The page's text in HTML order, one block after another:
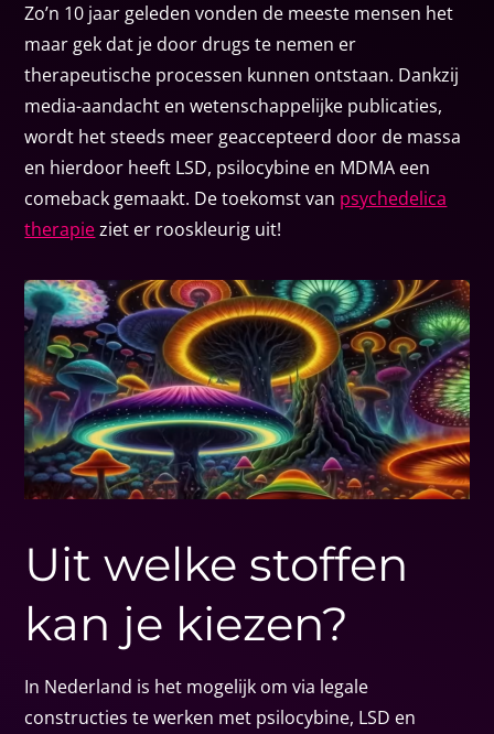
Zo’n 10 jaar geleden vonden de meeste mensen het
maar gek dat je door drugs te nemen er
therapeutische processen kunnen ontstaan. Dankzij
media-aandacht en wetenschappelijke publicaties,
wordt het steeds meer geaccepteerd door de massa
en hierdoor heeft LSD, psilocybine en MDMA een
comeback gemaakt. De toekomst van psychedelica
therapieziet er rooskleurig uit!
Uit welke stoffen
kan je kiezen?
In Nederland is het mogelijk om via legale
constructies te werken met psilocybine, LSD en